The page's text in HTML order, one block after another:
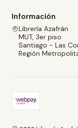
Información
Librería Azafrán
MUT, 3er piso
Santiago - Las
Región